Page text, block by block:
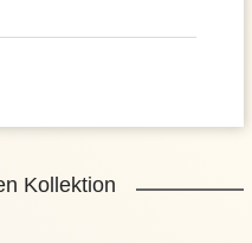
Kollektion